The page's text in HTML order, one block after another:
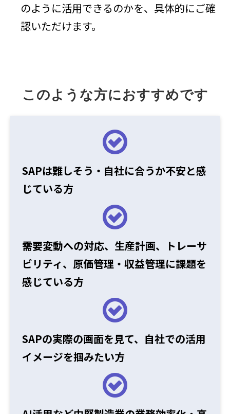
のように活用できるのかを、具体的にご確
認いただけます。
このような方におすすめです
SAPは難しそう・自社に合うか不安と感
じている方
需要変動への対応、生産計画、
トレーサ
ビリティ、原価管理 ・収益管理に課題を
感じている方
SAPの実際の画面を見て、 自社での活用
イメージを掴みたい方